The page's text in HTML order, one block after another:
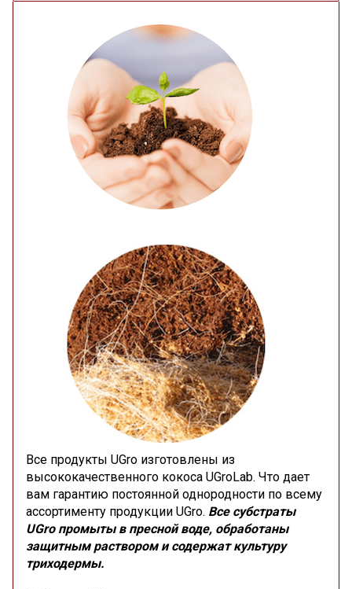
Все продукты UGro изготовлены из
высококачественного кокоса UGroLab. Что дает
вам гарантию постоянной однородности по всему
ассортименту продукции UGro. Все субстраты
UGro промыты в пресной воде, обработаны
защитным раствором и содержат культуру
триходермы.